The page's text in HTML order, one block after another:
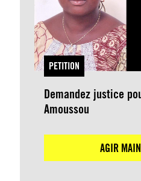
PETITION
Demandez justice
Amoussou
AGIR